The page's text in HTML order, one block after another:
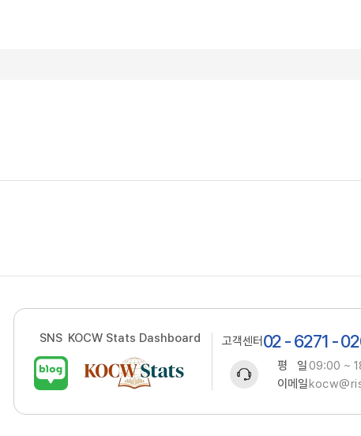
SNS KOCW Stats Dashboard 고객센터 02 - 6271 -
평 일09:00 ~
이메일